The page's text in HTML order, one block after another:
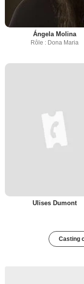
Ángela Molina
Rôle : Dona Maria
Ulises Dumont
Casting